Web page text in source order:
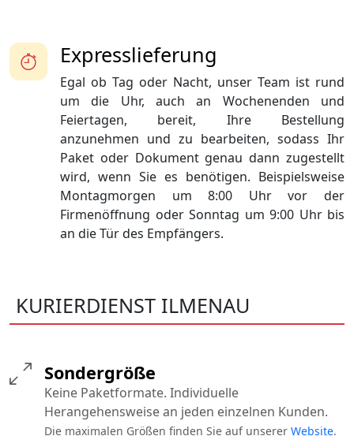
Expresslieferung
Egal ob Tag oder Nacht, unser Team ist rund
um die Uhr, auch an Wochenenden und
Feiertagen, bereit, Ihre Bestellung
anzunehmen und zu bearbeiten, sodass Ihr
Paket oder Dokument genau dann zugestellt
wird, wenn Sie es benötigen. Beispielsweise
Montagmorgen um 8:00 Uhr vor der
Firmenöffnung oder Sonntag um 9:00 Uhr bis
an die Tür des Empfängers.
KURIERDIENST ILMENAU
Sondergröße
Keine Paketformate. Individuelle
Herangehensweise an jeden einzelnen Kunden.
Die maximalen Größen finden Sie auf unserer Website.